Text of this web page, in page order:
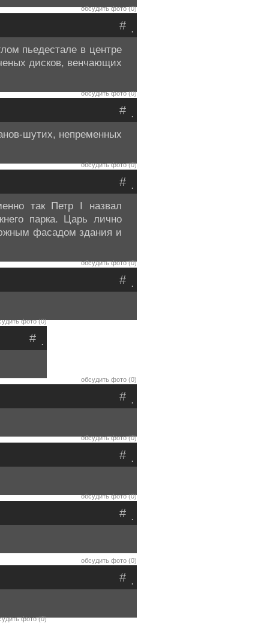
обсудить фото (0)
.
#
пьедестале в центре
дисков, венчающих
обсудить фото (0)
.
#
шутих, непременных
обсудить фото (0)
.
#
так Петр I назвал
парка. Царь лично
фасадом здания и
обсудить фото (0)
.
#
фото (0)
.
#
обсудить фото (0)
.
#
обсудить фото (0)
.
#
обсудить фото (0)
.
#
обсудить фото (0)
.
#
фото (0)